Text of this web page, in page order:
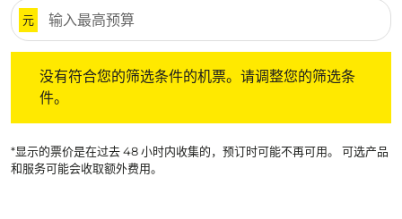
元
没有符合您的筛选条件的机票。请调整您的筛选条
件。
*显示的票价是在过去 48 小时内收集的，预订时可能不再可用。 可选产品
和服务可能会收取额外费用。